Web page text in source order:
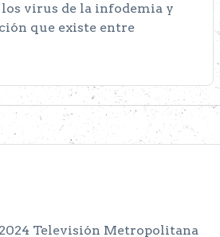
virus de la infodemia y
que existe entre
Televisión Metropolitana